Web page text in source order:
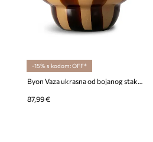
-15% s kodom: OFF*
Byon Vaza ukrasna od bojanog stakla 22 x 20 cm
87,99 €